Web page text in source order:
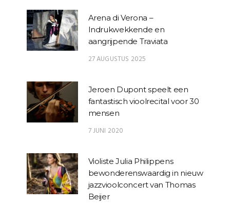
Arena di Verona –
Indrukwekkende en
aangrijpende Traviata
27 AUGUSTUS 2025
Jeroen Dupont speelt een
fantastisch vioolrecital voor 30
mensen
7 JUNI 2020
Violiste Julia Philippens
bewonderenswaardig in nieuw
jazzvioolconcert van Thomas
Beijer